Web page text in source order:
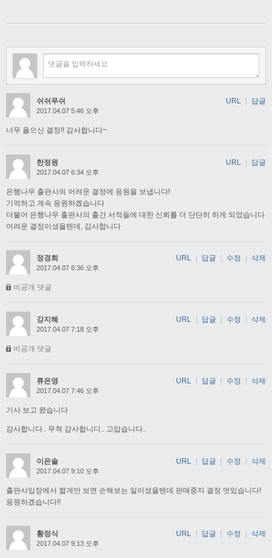
쉬쉬푸쉬
2017.04.07 5:46 오후
너무 옳으신 결정!! 감사합니다~
URL | 답글
한정원
2017.04.07 6:34 오후
은행나무 출판사의 어려운 결정에 응원을 보냅니다!
기억하고 계속 응원하겠습니다
더불어 은행나무 출판사의 출간 서적들에 대한 신뢰를 더 단단히 하게 되었습니다
어려운 결정이셨을텐데, 감사합니다
URL | 답글
정경희
2017.04.07 6:36 오후
비공개 댓글
URL 답글 수정 삭제
강지혜
2017.04.07 7:18 오후
비공개 댓글
URL 답글 수정 삭제
류은영
2017.04.07 7:46 오후
기사 보고 왔습니다
감사합니다.. 무척 감사합니디.. 고맙습니다..
URL 답글 수정 삭제
이은솔
2017.04.07 9:10 오후
출판사입장에서 짧게만 보면 손해보는 일이셨을텐데 판매중지 결정 멋있습니다!
응원하겠습니다!!
URL | 답글 | 수정 | 삭제
황정식
2017.04.07 9:13 오후
URL 답글 수정 삭제